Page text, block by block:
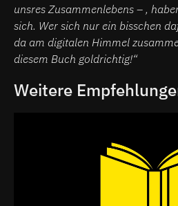
unsres Zusammenlebens – ,
sich. Wer sich nur ein bisschen
da am digitalen Himmel
diesem Buch goldrichtig!“
Weitere